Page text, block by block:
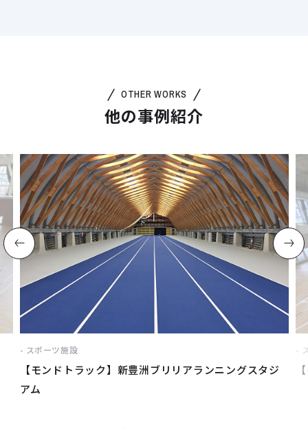
OTHER WORKS
他の事例紹介
スポーツ施設
【モンドトラック】新豊洲ブリリアランニングスタジ
アム